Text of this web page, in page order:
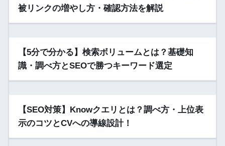
被リンクの増やし方・確認方法を解説
【5分で分かる】検索ボリュームとは？基礎知
識・調べ方とSEOで勝つキーワード選定
【SEO対策】Knowクエリとは？調べ方・上位表
示のコツとCVへの導線設計！